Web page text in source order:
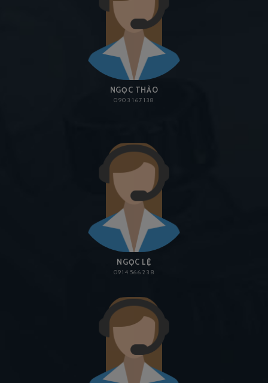
NGỌC THẢO
0903 167 138
NGỌC LỆ
0914 566 238